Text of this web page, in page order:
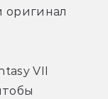
оригинал
VII